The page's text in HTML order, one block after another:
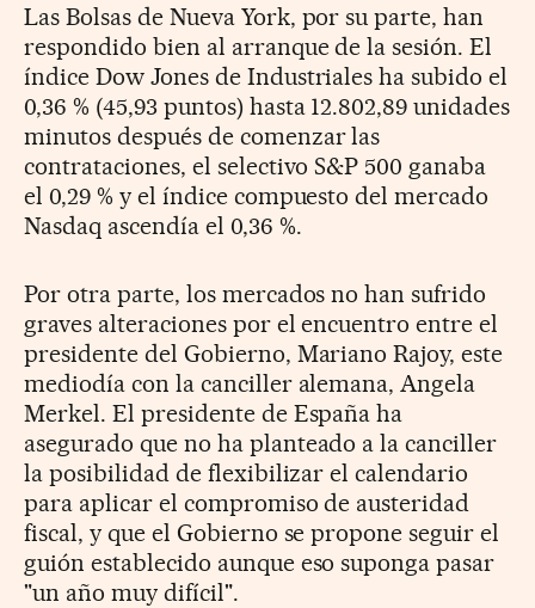
Las Bolsas de Nueva York, por su parte, han
respondido bien al arranque de la sesión. El
índice Dow Jones de Industriales ha subido el
0,36 % (45,93 puntos) hasta 12.802,89 unidades
minutos después de comenzar las
contrataciones, el selectivo S&P 500 ganaba
el 0,29 % y el índice compuesto del mercado
Nasdaq ascendía el 0,36 %.
Por otra parte, los mercados no han sufrido
graves alteraciones por el encuentro entre el
presidente del Gobierno, Mariano Rajoy, este
mediodía con la canciller alemana, Angela
Merkel. El presidente de España ha
asegurado que no ha planteado a la canciller
la posibilidad de flexibilizar el calendario
para aplicar el compromiso de austeridad
fiscal, y que el Gobierno se propone seguir el
guión establecido aunque eso suponga pasar
"un año muy difícil".